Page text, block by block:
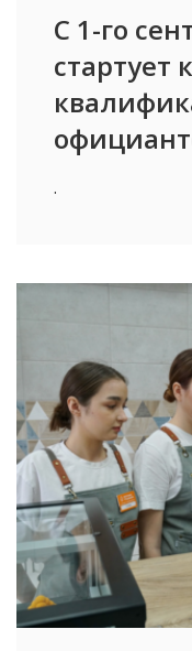
С 1-го
стартует
.